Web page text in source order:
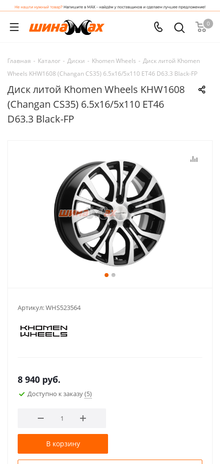
0
Главная - Каталог - Диски - Khomen Wheels - Диск литой Khomen
Wheels KHW1608 (Changan CS35) 6.5x16/5x110 ET46 D63.3 Black-FP
Диск литой Khomen Wheels KHW1608
(Changan CS35) 6.5x16/5x110 ET46
D63.3 Black-FP
Артикул:WHS523564
8 940 руб.
Доступно к заказу(5)
В корзину